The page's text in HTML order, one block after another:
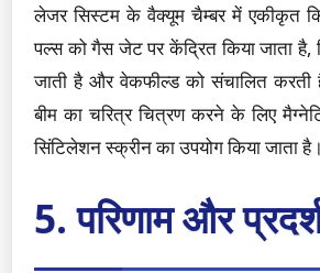
लेजर सिस्टम के वैक्यूम चैम्बर में एकीकृत
पल्स को गैस जेट पर केंद्रित किया जाता
जाती है और वेकफील्ड को संचालित करती
बीम का चरित्र चित्रण करने के लिए
सिंटिलेशन स्क्रीन का उपयोग किया जाता है।
5. परिणाम और